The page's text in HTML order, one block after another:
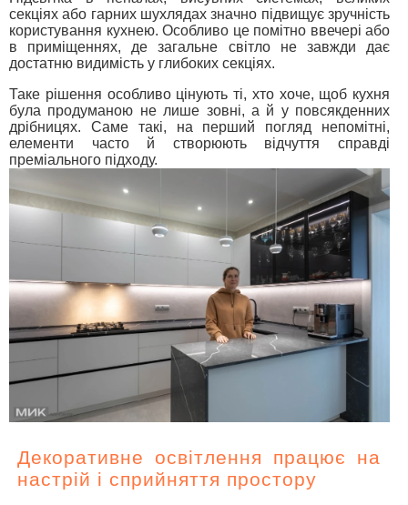
секціях або гарних шухлядах значно підвищує зручність
користування кухнею. Особливо це помітно ввечері або
в приміщеннях, де загальне світло не завжди дає
достатню видимість у глибоких секціях.
Таке рішення особливо цінують ті, хто хоче, щоб кухня
була продуманою не лише зовні, а й у повсякденних
дрібницях. Саме такі, на перший погляд непомітні,
елементи часто й створюють відчуття справді
преміального підходу.
Декоративне освітлення працює на
настрій і сприйняття простору